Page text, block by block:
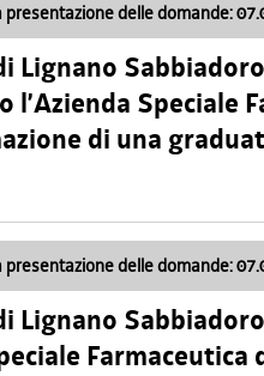
presentazione delle domande:
Lignano Sabbiadoro
l’Azienda Speciale
di una
presentazione delle domande:
Lignano Sabbiadoro